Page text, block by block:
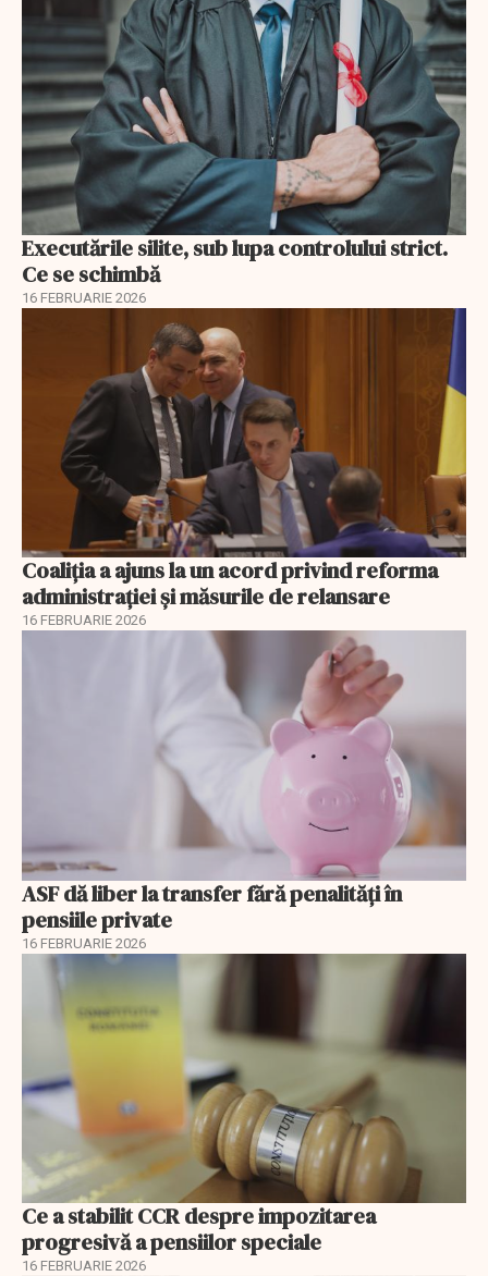
Executările silite, sub lupa controlului strict.
Ce se schimbă
16 FEBRUARIE 2026
Coaliția a ajuns la un acord privind reforma
administrației și măsurile de relansare
16 FEBRUARIE 2026
ASF dă liber la transfer fără penalități în
pensiile private
16 FEBRUARIE 2026
Ce a stabilit CCR despre impozitarea
progresivă a pensiilor speciale
16 FEBRUARIE 2026